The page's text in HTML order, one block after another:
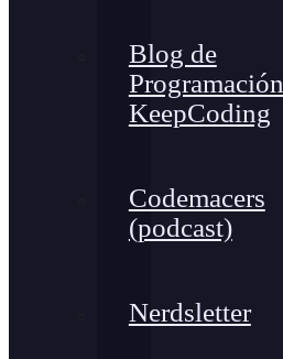
Blog de
Programación
KeepCoding
Codemacers
(podcast)
Nerdsletter